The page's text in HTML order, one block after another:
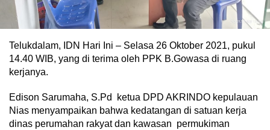
Telukdalam, IDN Hari Ini – Selasa 26 Oktober 2021, pukul
14.40 WIB, yang di terima oleh PPK B.Gowasa di ruang
kerjanya.
Edison Sarumaha, S.Pd ketua DPD AKRINDO kepulauan
Nias menyampaikan bahwa kedatangan di satuan kerja
dinas perumahan rakyat dan kawasan permukiman